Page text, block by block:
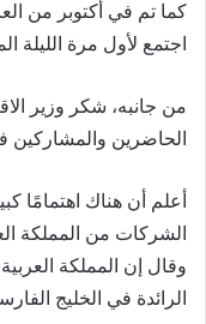
كما تم في أكتوبر من
اجتمع لأول مرة الليلة
من جانبه، شكر وزير
الحاضرين والمشاركين
أعلم أن هناك اهتمامًا
الشركات من المملكة
وقال إن المملكة
الرائدة في الخليج